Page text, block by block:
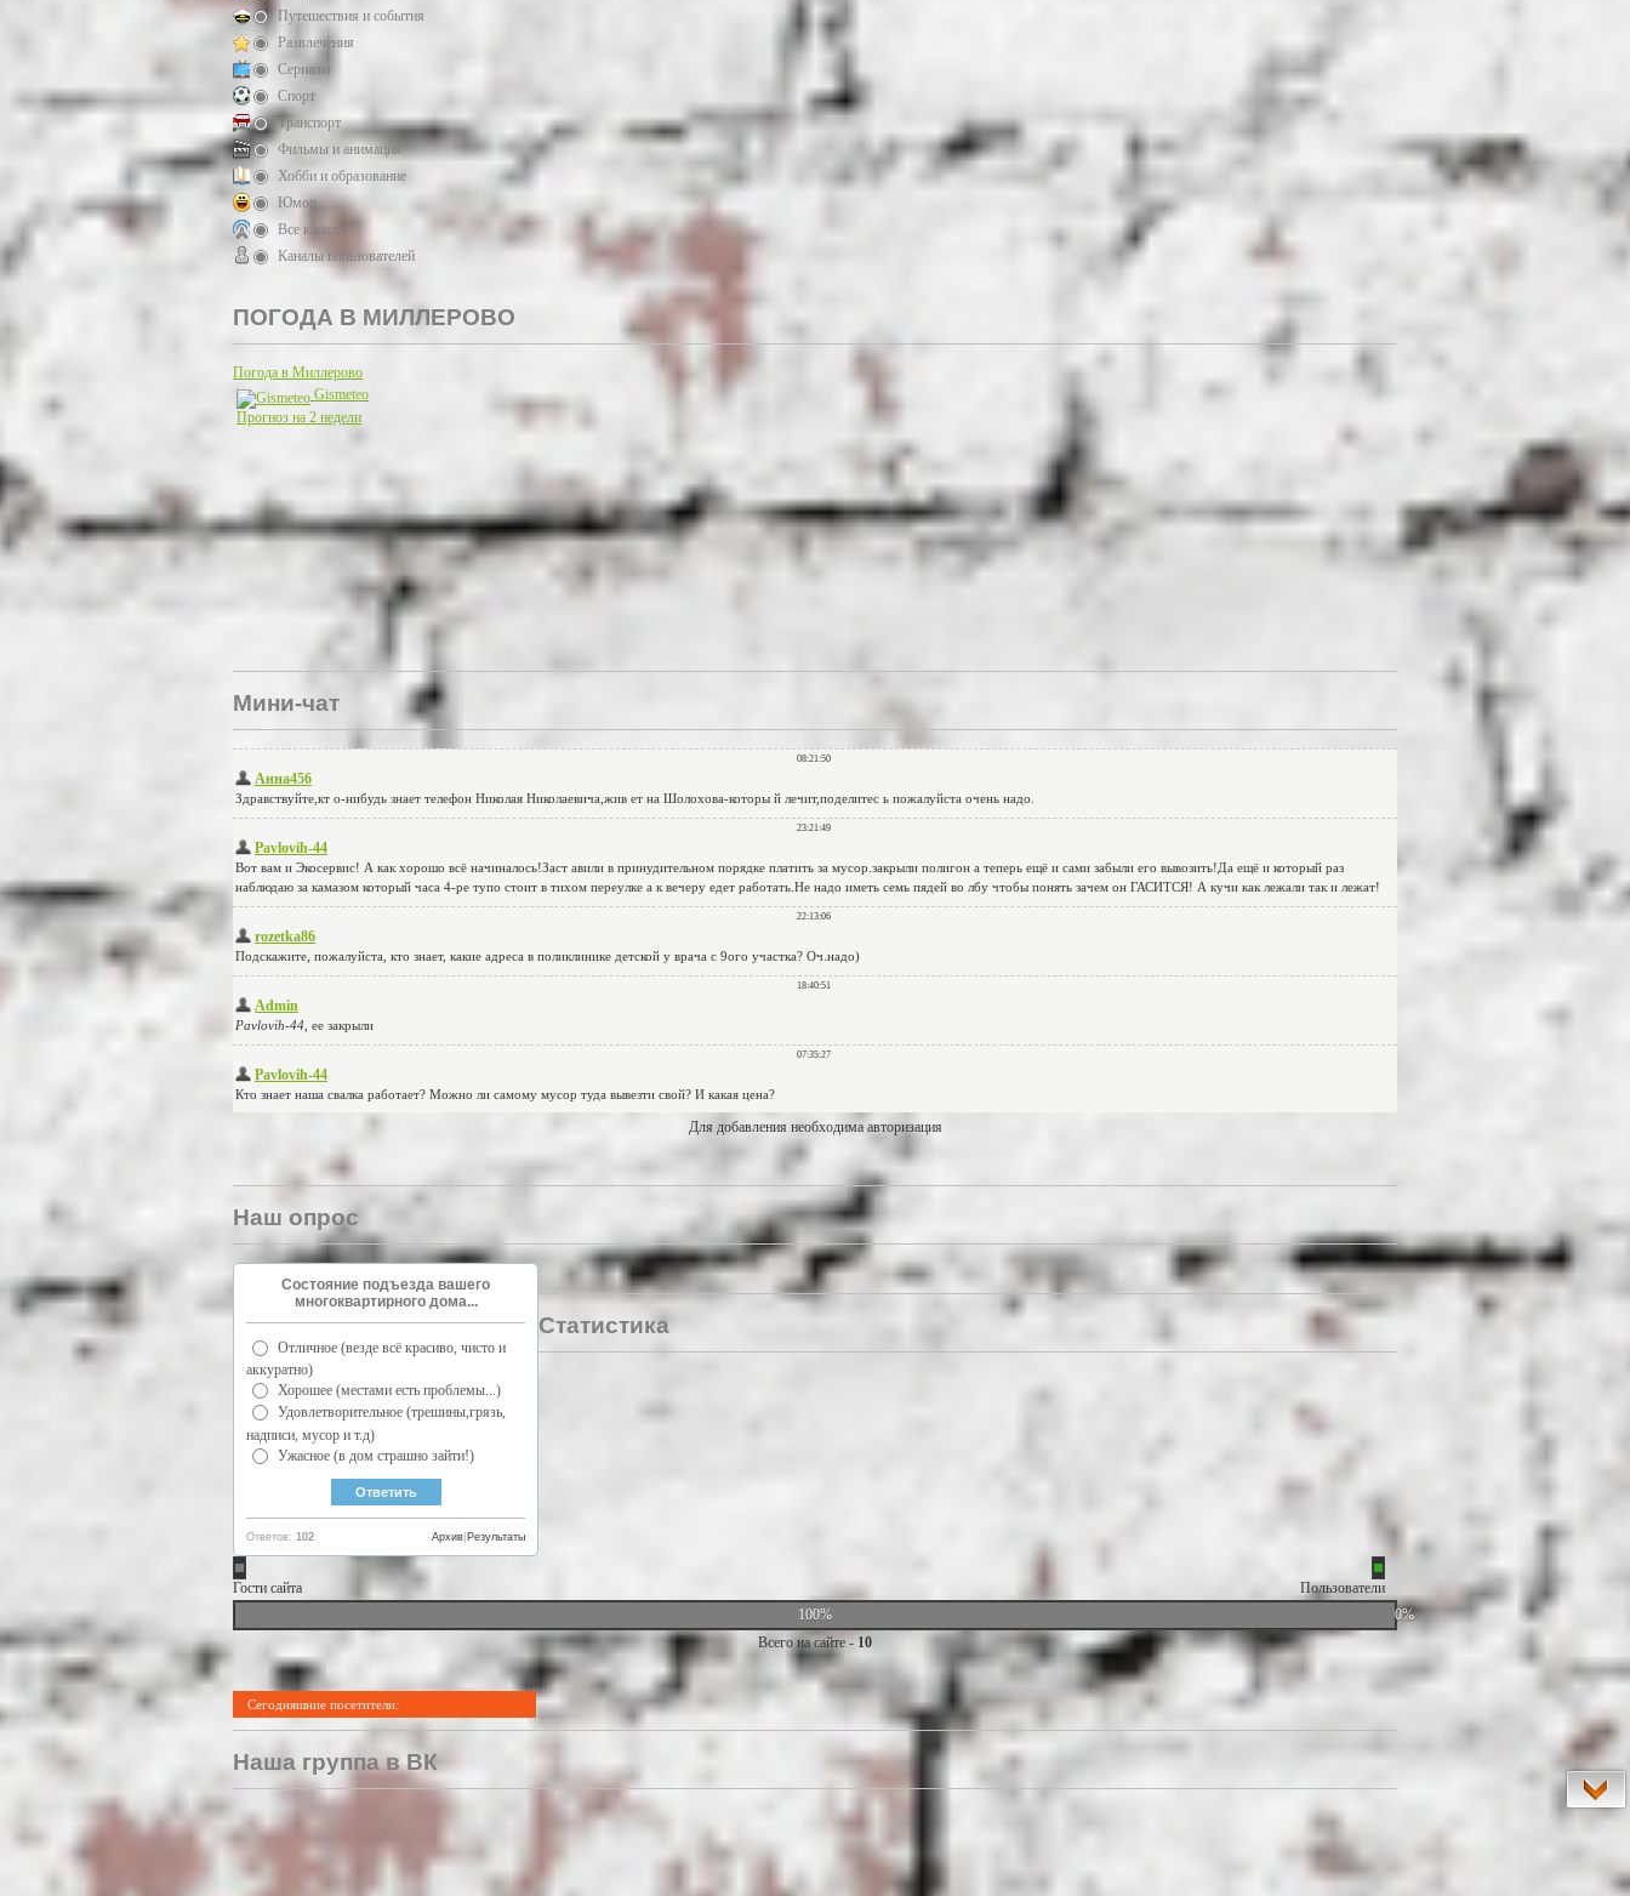
Путешествия и события
Развлечения
Сериалы
Спорт
Транспорт
Фильмы и анимация
Хобби и образование
Юмор
Все каналы
Каналы пользователей
ПОГОДА В МИЛЛЕРОВО
Погода в Миллерово
Gismeteo
Прогноз на 2 недели
Мини-чат
Для добавления необходима авторизация
Наш опрос
Состояние подъезда вашего
многоквартирного дома...
Отличное (везде всё красиво, чисто и
аккуратно)
Хорошее (местами есть проблемы...)
Удовлетворительное (трешины,грязь,
надписи, мусор и т.д)
Ужасное (в дом страшно зайти!)
Ответов: 102 Результаты
Архив
Статистика
Гости сайта
Пользователи
100%
0%
Всего на сайте - 10
Сегодняшние посетители:
Наша группа в ВК